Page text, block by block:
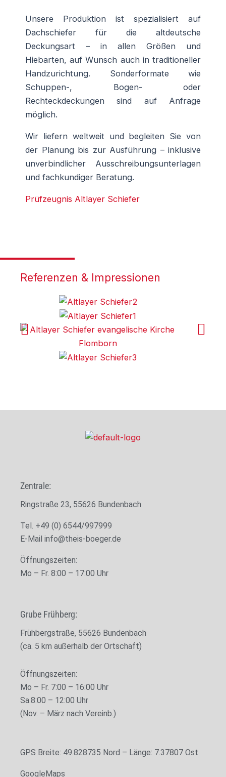
Unsere Produktion ist spezialisiert auf
Dachschiefer für die altdeutsche
Deckungsart – in allen Größen und
Hiebarten, auf Wunsch auch in traditioneller
Handzurichtung. Sonderformate wie
Schuppen-, Bogen- oder
Rechteckdeckungen sind auf Anfrage
möglich.
Wir liefern weltweit und begleiten Sie von
der Planung bis zur Ausführung – inklusive
unverbindlicher Ausschreibungsunterlagen
und fachkundiger Beratung.
Prüfzeugnis Altlayer Schiefer
Referenzen & Impressionen
Zentrale:
Ringstraße 23, 55626 Bundenbach
Tel. +49 (0) 6544/997999
E-Mail info@theis-boeger.de
Öffnungszeiten:
Mo – Fr. 8:00 – 17:00 Uhr
Grube Frühberg:
Frühbergstraße, 55626 Bundenbach
(ca. 5 km außerhalb der Ortschaft)
Öffnungszeiten:
Mo – Fr. 7:00 – 16:00 Uhr
Sa.8:00 – 12:00 Uhr
(Nov. – März nach Vereinb.)
GPS Breite: 49.828735 Nord – Länge: 7.37807 Ost
GoogleMaps